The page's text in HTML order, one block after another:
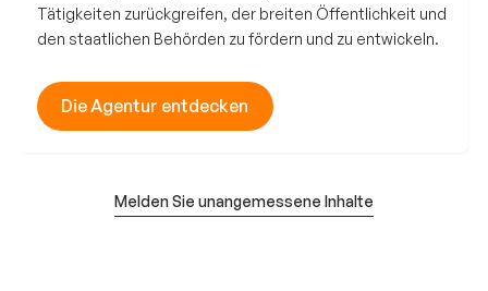
Tätigkeiten zurückgreifen, der breiten Öffentlichkeit und
den staatlichen Behörden zu fördern und zu entwickeln.
Die Agentur entdecken
Melden Sie unangemessene Inhalte